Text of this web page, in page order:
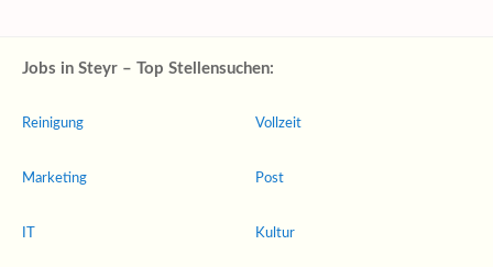
Jobs in Steyr – Top Stellensuchen:
Reinigung
Marketing
Vollzeit
Post
Kultur